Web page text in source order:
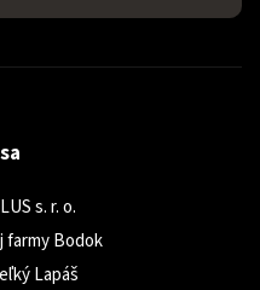
s. r. o.
farmy Bodok
Lapáš